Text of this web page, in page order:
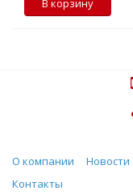
В корзину
О компании Новости
Контакты